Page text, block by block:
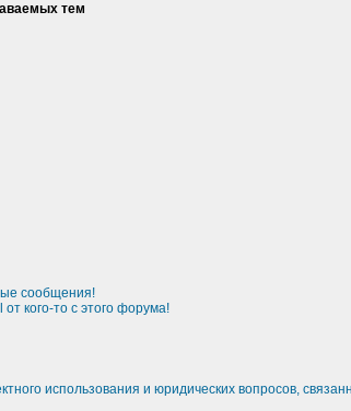
тем
сообщения!
кого-то с этого форума!
использования и юридических вопросов,